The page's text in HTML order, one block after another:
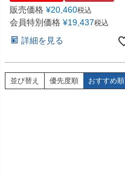
販売価格 ¥20,460税込
会員特別価格 ¥19,437税込
詳細を見る
並び替え 優先度順 おすすめ順